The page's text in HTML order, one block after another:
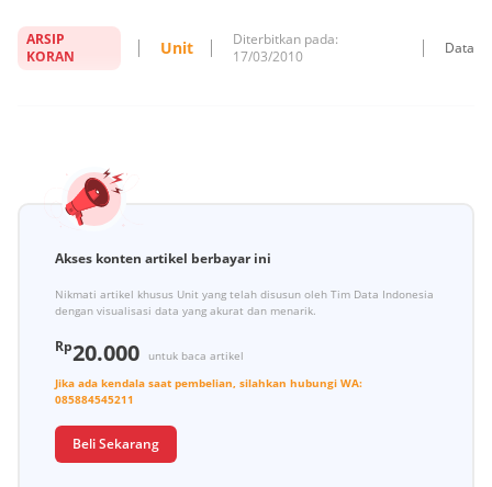
ARSIP
KORAN
Unit
Diterbitkan pada:
17/03/2010
Data
Akses konten artikel berbayar ini
Nikmati artikel khusus Unit yang telah disusun oleh Tim Data Indonesia
dengan visualisasi data yang akurat dan menarik.
Rp20.000
untuk baca artikel
Jika ada kendala saat pembelian, silahkan hubungi WA:
085884545211
Beli Sekarang